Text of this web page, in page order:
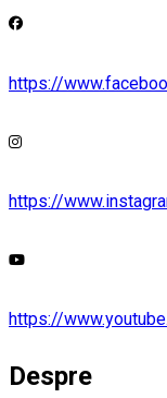
https://
https://
https://
Despre